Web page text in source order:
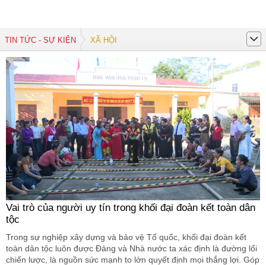
TIN TỨC - SỰ KIỆN XÃ HỘI
Vai trò của người uy tín trong khối đại đoàn kết toàn dân
tộc
Trong sự nghiệp xây dựng và bảo vệ Tổ quốc, khối đại đoàn kết
toàn dân tộc luôn được Đảng và Nhà nước ta xác định là đường lối
chiến lược, là nguồn sức mạnh to lớn quyết định mọi thắng lợi. Góp